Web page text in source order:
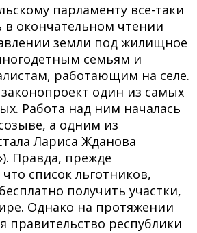
парламенту все-таки
в окончательном чтении
земли под жилищное
семьям и
работающим на селе.
один из самых
Работа над ним началась
а одним из
Лариса Жданова
Правда, прежде
список льготников,
получить участки,
Однако на протяжении
правительство республики